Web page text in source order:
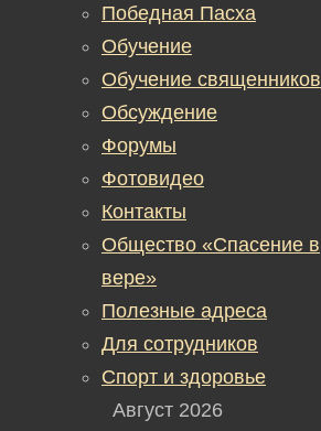
Победная Пасха
Обучение
Обучение священников
Обсуждение
Форумы
Фотовидео
Контакты
Общество «Спасение в
вере»
Полезные адреса
Для сотрудников
Спорт и здоровье
Август 2026